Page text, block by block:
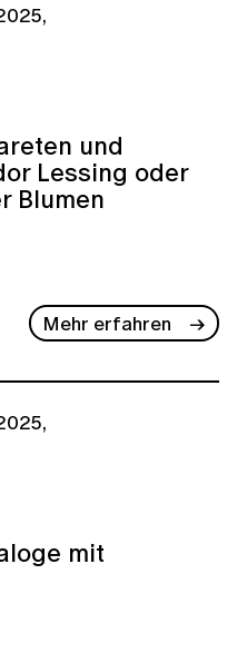
und
Lessing oder
Blumen
Mehr erfahren
mit